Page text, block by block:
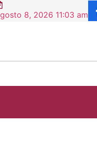
8, 2026 11:03 am